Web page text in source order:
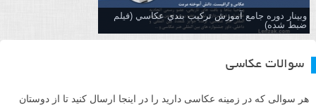
وبینار دوره جامع آموزش تركيب بندي عكاسي (فیلم
ضبط شده)
سوالات عکاسی
هر سوالی که در زمینه عکاسی دارید را در اینجا ارسال کنید تا از دوستان